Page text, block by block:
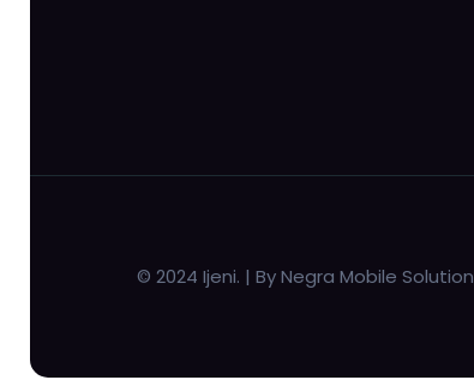
© 2024 Ijeni. | By Negra Mobile Solution